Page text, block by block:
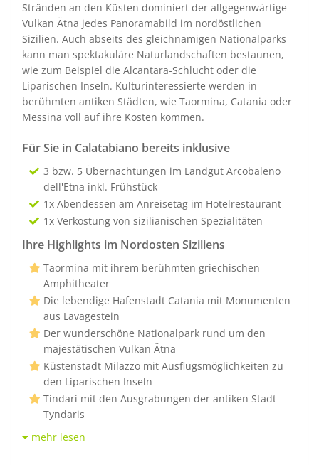
Stränden an den Küsten dominiert der allgegenwärtige
Vulkan Ätna jedes Panoramabild im nordöstlichen
Sizilien. Auch abseits des gleichnamigen Nationalparks
kann man spektakuläre Naturlandschaften bestaunen,
wie zum Beispiel die Alcantara-Schlucht oder die
Liparischen Inseln. Kulturinteressierte werden in
berühmten antiken Städten, wie Taormina, Catania oder
Messina voll auf ihre Kosten kommen.
Für Sie in Calatabiano bereits inklusive
3 bzw. 5 Übernachtungen im Landgut Arcobaleno
dell'Etna inkl. Frühstück
1x Abendessen am Anreisetag im Hotelrestaurant
1x Verkostung von sizilianischen Spezialitäten
Ihre Highlights im Nordosten Siziliens
Taormina mit ihrem berühmten griechischen
Amphitheater
Die lebendige Hafenstadt Catania mit Monumenten
aus Lavagestein
Der wunderschöne Nationalpark rund um den
majestätischen Vulkan Ätna
Küstenstadt Milazzo mit Ausflugsmöglichkeiten zu
den Liparischen Inseln
Tindari mit den Ausgrabungen der antiken Stadt
Tyndaris
mehr lesen